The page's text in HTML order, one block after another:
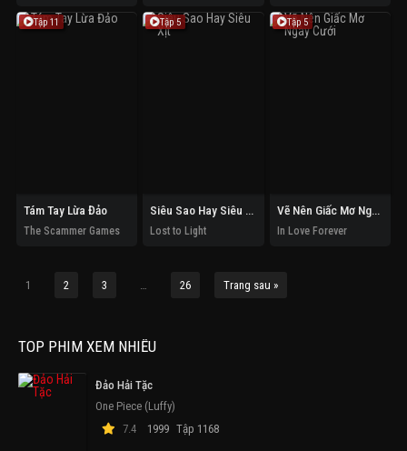
Tập 11
Tám Tay Lừa Đảo
The Scammer Games
Tập 5
Siêu Sao Hay Siêu Xịt
Lost to Light
Tập 5
Vẽ Nên Giấc Mơ Ngày Cưới
In Love Forever
1 2 3 26 Trang sau »
TOP PHIM XEM NHIỀU
Đảo Hải Tặc
One Piece (Luffy)
7.4
1999 Tập 1168